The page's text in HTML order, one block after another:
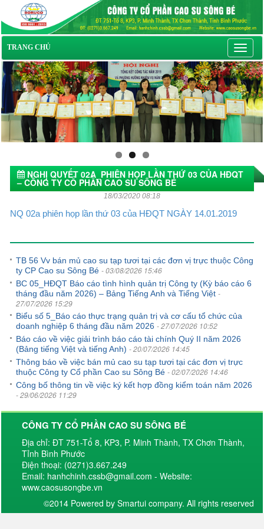
TRANG CHỦ
NGHỊ QUYẾT 02A_PHIÊN HỌP LẦN THỨ 03 CỦA HĐQT
– CÔNG TY CỔ PHẦN CAO SU SÔNG BÉ
18/03/2020 08:18
NQ 02a phiên họp lần thứ 03 của HĐQT NGÀY 14.01.2019
TB 56 Vv bán mủ cao su tạp tươi tại các đơn vị trực thuộc Công
ty CP Cao su Sông Bé - 03/08/2026 15:46
BC 05_HĐQT Báo cáo tình hình quản trị Công ty (Kỳ báo cáo 6
tháng đầu năm 2026) – Bảng Tiếng Anh và Tiếng Việt -
27/07/2026 15:29
Biểu số 5_Báo cáo thực trạng quản trị và cơ cấu tổ chức của
doanh nghiệp 6 tháng đầu năm 2026 - 27/07/2026 10:52
Báo cáo về việc giải trình báo cáo tài chính Quý II năm 2026
(Bảng tiếng Việt và tiếng Anh) - 20/07/2026 14:45
Thông báo về việc bán mủ cao su tạp tươi tại các đơn vị trực
thuộc Công ty Cổ phần Cao su Sông Bé - 02/07/2026 14:46
Công bố thông tin về việc ký kết hợp đồng kiểm toán năm 2026
- 29/06/2026 11:29
CÔNG TY CỔ PHẦN CAO SU SÔNG BÉ
Địa chỉ: ĐT 751-Tổ 8, KP3, P. Minh Thành, TX Chơn Thành,
Tỉnh Bình Phước
Điện thoại: (0271)3.667.249
Email: hanhchinh.cssb@gmail.com - Website:
www.caosusongbe.vn
©2014 Powered by Smartui company. All rights reserved